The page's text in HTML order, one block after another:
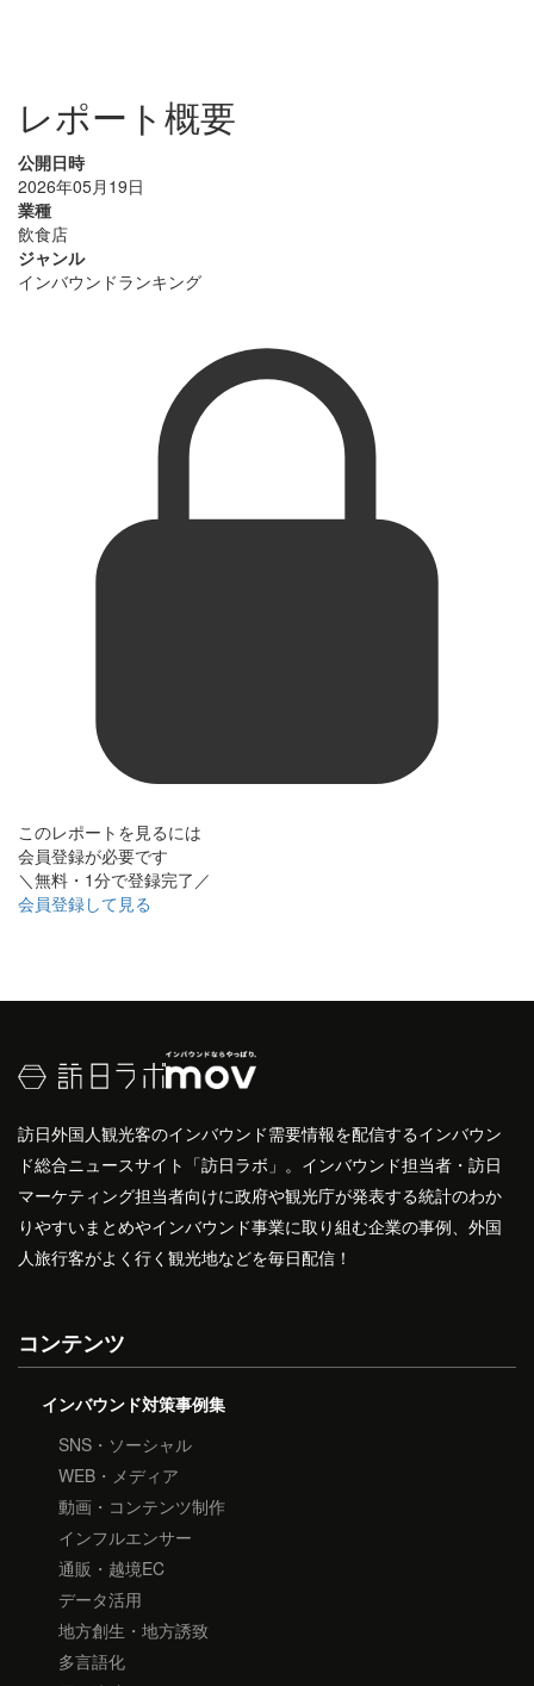
レポート概要
公開日時
2026年05月19日
業種
飲食店
ジャンル
インバウンドランキング
このレポートを見るには
会員登録が必要です
＼無料・1分で登録完了／
会員登録して見る
訪日外国人観光客のインバウンド需要情報を配信するインバウン
ド総合ニュースサイト「訪日ラボ」。インバウンド担当者・訪日
マーケティング担当者向けに政府や観光庁が発表する統計のわか
りやすいまとめやインバウンド事業に取り組む企業の事例、外国
人旅行客がよく行く観光地などを毎日配信！
コンテンツ
インバウンド対策事例集
SNS・ソーシャル
WEB・メディア
動画・コンテンツ制作
インフルエンサー
通販・越境EC
データ活用
地方創生・地方誘致
多言語化